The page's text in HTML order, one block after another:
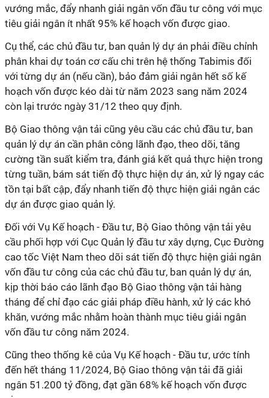
vướng mắc, đẩy nhanh giải ngân vốn đầu tư công với mục
tiêu giải ngân ít nhất 95% kế hoạch vốn được giao.
Cụ thể, các chủ đầu tư, ban quản lý dự án phải điều chỉnh
phân khai dự toán cơ cấu chi trên hệ thống Tabimis đối
với từng dự án (nếu cần), bảo đảm giải ngân hết số kế
hoạch vốn được kéo dài từ năm 2023 sang năm 2024
còn lại trước ngày 31/12 theo quy định.
Bộ Giao thông vận tải cũng yêu cầu các chủ đầu tư, ban
quản lý dự án cần phân công lãnh đạo, theo dõi, tăng
cường tần suất kiểm tra, đánh giá kết quả thực hiện trong
từng tuần, bám sát tiến độ thực hiện dự án, xử lý ngay các
tồn tại bất cập, đẩy nhanh tiến độ thực hiện giải ngân các
dự án được giao quản lý.
Đối với Vụ Kế hoạch - Đầu tư, Bộ Giao thông vận tải yêu
cầu phối hợp với Cục Quản lý đầu tư xây dựng, Cục Đường
cao tốc Việt Nam theo dõi sát tiến độ thực hiện giải ngân
vốn đầu tư công của các chủ đầu tư, ban quản lý dự án,
kịp thời báo cáo lãnh đạo Bộ Giao thông vận tải hàng
tháng để chỉ đạo các giải pháp điều hành, xử lý các khó
khăn, vướng mắc nhằm hoàn thành mục tiêu giải ngân
vốn đầu tư công năm 2024.
Cũng theo thống kê của Vụ Kế hoạch - Đầu tư, ước tính
đến hết tháng 11/2024, Bộ Giao thông vận tải đã giải
ngân 51.200 tỷ đồng, đạt gần 68% kế hoạch vốn được